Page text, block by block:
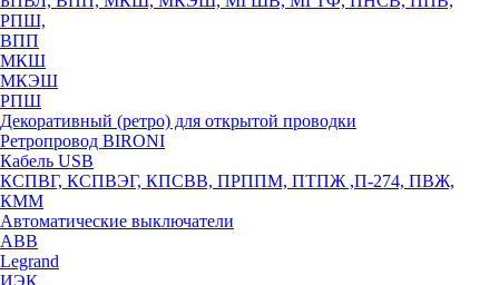
РПШ,
ВПП
МКШ
МКЭШ
РПШ
Декоративный (ретро) для открытой проводки
Ретропровод BIRONI
Кабель USB
КСПВГ, КСПВЭГ, КПСВВ, ПРППМ, ПТПЖ ,П-274, ПВЖ,
КММ
Автоматические выключатели
ABB
Legrand
ИЭК